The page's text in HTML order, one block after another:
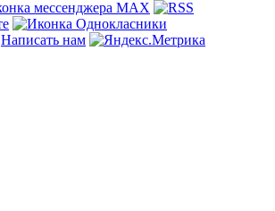
Написать нам